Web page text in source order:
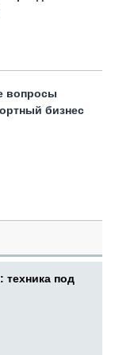
вопросы
бизнес
техника под